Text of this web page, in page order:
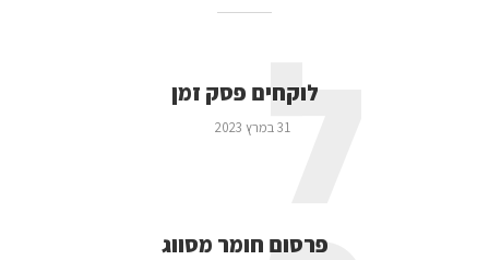
לוקחים פסק זמן
31 במרץ 2023
ל
פרסום חומר מסווג